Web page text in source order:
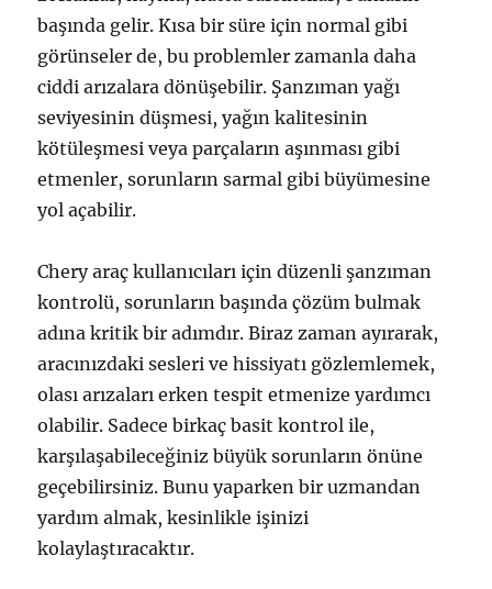
başında gelir. Kısa bir süre için normal gibi
görünseler de, bu problemler zamanla daha
ciddi arızalara dönüşebilir. Şanzıman yağı
seviyesinin düşmesi, yağın kalitesinin
kötüleşmesi veya parçaların aşınması gibi
etmenler, sorunların sarmal gibi büyümesine
yol açabilir.
Chery araç kullanıcıları için düzenli şanzıman
kontrolü, sorunların başında çözüm bulmak
adına kritik bir adımdır. Biraz zaman ayırarak,
aracınızdaki sesleri ve hissiyatı gözlemlemek,
olası arızaları erken tespit etmenize yardımcı
olabilir. Sadece birkaç basit kontrol ile,
karşılaşabileceğiniz büyük sorunların önüne
geçebilirsiniz. Bunu yaparken bir uzmandan
yardım almak, kesinlikle işinizi
kolaylaştıracaktır.